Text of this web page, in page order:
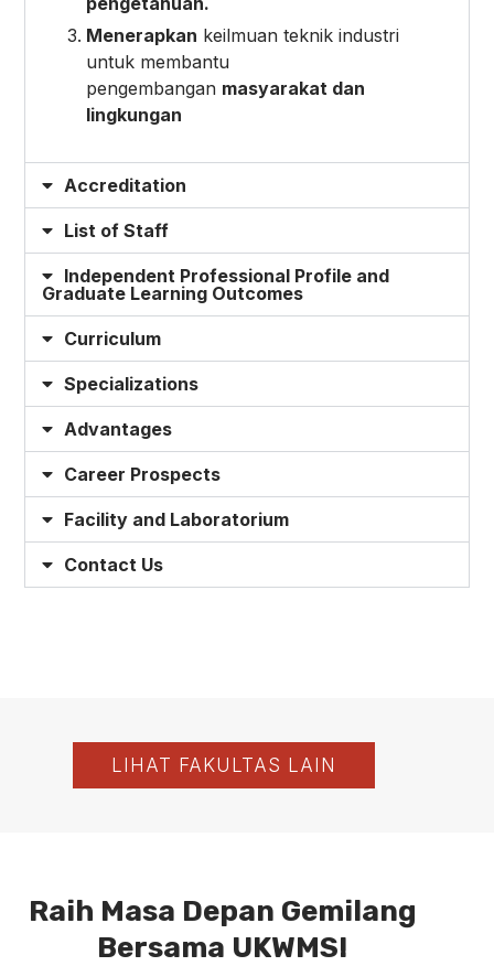
Menerapkan keilmuan teknik industri
untuk membantu
pengembangan masyarakat dan
lingkungan
Accreditation
List of Staff
Independent Professional Profile and
Graduate Learning Outcomes
Curriculum
Specializations
Advantages
Career Prospects
Facility and Laboratorium
Contact Us
LIHAT FAKULTAS LAIN
Raih Masa Depan Gemilang
Bersama UKWMS!